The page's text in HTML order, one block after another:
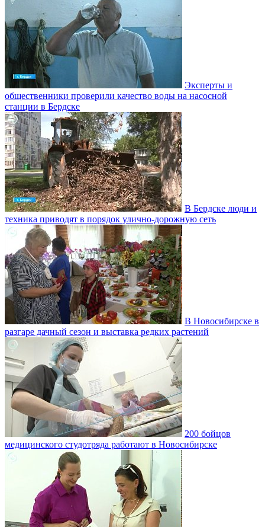
Эксперты и
общественники проверили качество воды на насосной
станции в Бердске
В Бердске люди и
техника приводят в порядок улично‑дорожную сеть
В Новосибирске в
разгаре дачный сезон и выставка редких растений
200 бойцов
медицинского студотряда работают в Новосибирске